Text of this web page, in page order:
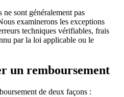
sont généralement pas
examinerons les exceptions
techniques vérifiables, frais
par la loi applicable ou le
un remboursement
de deux façons :